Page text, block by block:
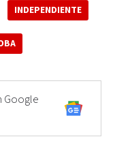
INDEPENDIENTE
Google